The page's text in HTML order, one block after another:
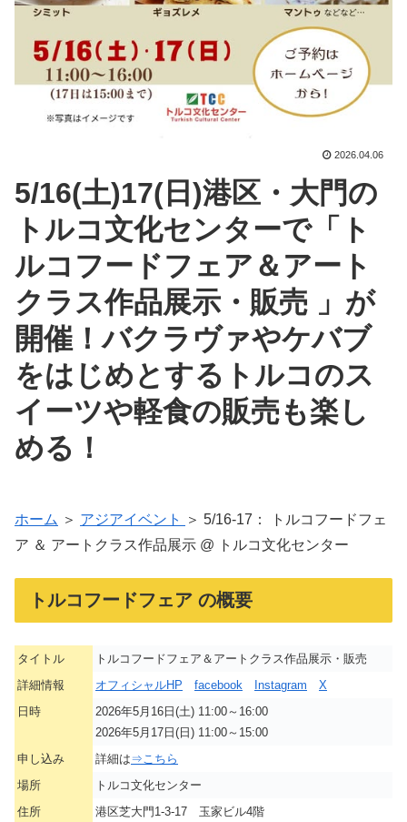
2026.04.06
5/16(土)17(日)港区・大門の
トルコ文化センターで「ト
ルコフードフェア＆アート
クラス作品展示・販売 」が
開催！バクラヴァやケバブ
をはじめとするトルコのス
イーツや軽食の販売も楽し
める！
ホーム ＞ アジアイベント
＞ 5/16-17： トルコフードフェ
ア ＆ アートクラス作品展示 @ トルコ文化センター
トルコフードフェア の概要
タイトル
トルコフードフェア＆アートクラス作品展示・販売
詳細情報
オフィシャルHP facebook Instagram
X
日時
2026年5月16日(土) 11:00～16:00
2026年5月17日(日) 11:00～15:00
申し込み
詳細は⇒こちら
場所
トルコ文化センター
住所
港区芝大門1-3-17 玉家ビル4階